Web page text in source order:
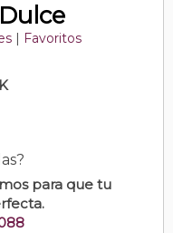
Favoritos
para que tu